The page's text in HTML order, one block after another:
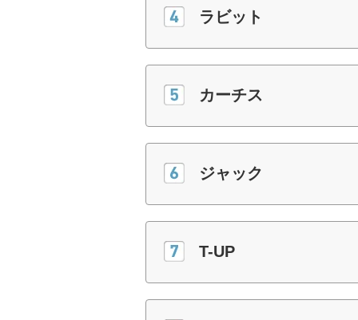
ラビット
カーチス
ジャック
T-UP